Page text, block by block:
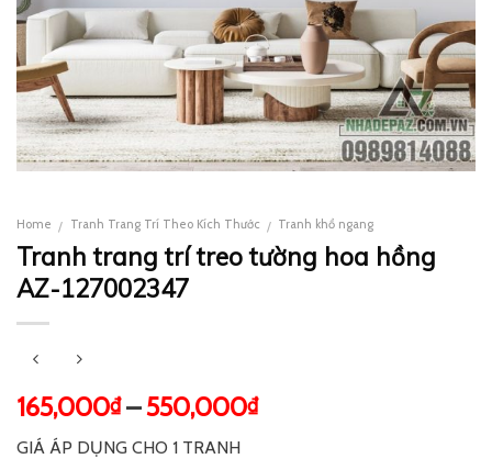
Home / Tranh Trang Trí Theo Kích Thước / Tranh khổ ngang
Tranh trang trí treo tường hoa hồng
AZ-127002347
165,000₫–550,000₫
GIÁ ÁP DỤNG CHO 1 TRANH